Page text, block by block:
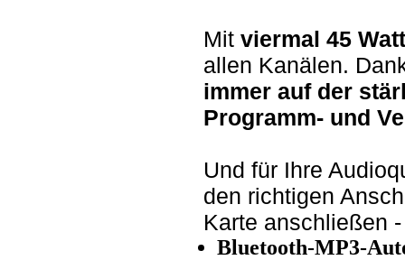
Mit viermal 45 Watt
allen Kanälen.
immer auf der
Programm- und
Und für Ihre
den richtigen
Karte anschließen
Bluetooth-MP3-